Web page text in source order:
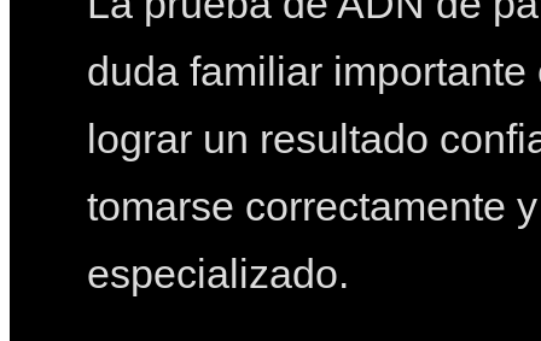
duda familiar
lograr un resultado
tomarse correctamente
especializado.